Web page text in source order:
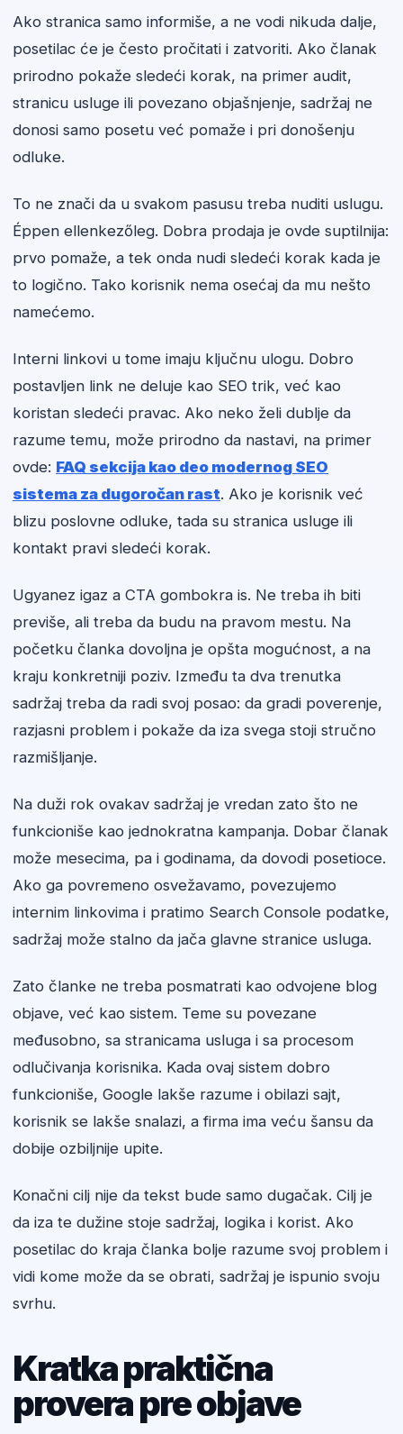
Ako stranica samo informiše, a ne vodi nikuda dalje,
posetilac će je često pročitati i zatvoriti. Ako članak
prirodno pokaže sledeći korak, na primer audit,
stranicu usluge ili povezano objašnjenje, sadržaj ne
donosi samo posetu već pomaže i pri donošenju
odluke.
To ne znači da u svakom pasusu treba nuditi uslugu.
Éppen ellenkezőleg. Dobra prodaja je ovde suptilnija:
prvo pomaže, a tek onda nudi sledeći korak kada je
to logično. Tako korisnik nema osećaj da mu nešto
namećemo.
Interni linkovi u tome imaju ključnu ulogu. Dobro
postavljen link ne deluje kao SEO trik, već kao
koristan sledeći pravac. Ako neko želi dublje da
razume temu, može prirodno da nastavi, na primer
ovde: FAQ sekcija kao deo modernog SEO
sistema za dugoročan rast. Ako je korisnik već
blizu poslovne odluke, tada su stranica usluge ili
kontakt pravi sledeći korak.
Ugyanez igaz a CTA gombokra is. Ne treba ih biti
previše, ali treba da budu na pravom mestu. Na
početku članka dovoljna je opšta mogućnost, a na
kraju konkretniji poziv. Između ta dva trenutka
sadržaj treba da radi svoj posao: da gradi poverenje,
razjasni problem i pokaže da iza svega stoji stručno
razmišljanje.
Na duži rok ovakav sadržaj je vredan zato što ne
funkcioniše kao jednokratna kampanja. Dobar članak
može mesecima, pa i godinama, da dovodi posetioce.
Ako ga povremeno osvežavamo, povezujemo
internim linkovima i pratimo Search Console podatke,
sadržaj može stalno da jača glavne stranice usluga.
Zato članke ne treba posmatrati kao odvojene blog
objave, već kao sistem. Teme su povezane
međusobno, sa stranicama usluga i sa procesom
odlučivanja korisnika. Kada ovaj sistem dobro
funkcioniše, Google lakše razume i obilazi sajt,
korisnik se lakše snalazi, a firma ima veću šansu da
dobije ozbiljnije upite.
Konačni cilj nije da tekst bude samo dugačak. Cilj je
da iza te dužine stoje sadržaj, logika i korist. Ako
posetilac do kraja članka bolje razume svoj problem i
vidi kome može da se obrati, sadržaj je ispunio svoju
svrhu.
Kratka praktična
provera pre objave